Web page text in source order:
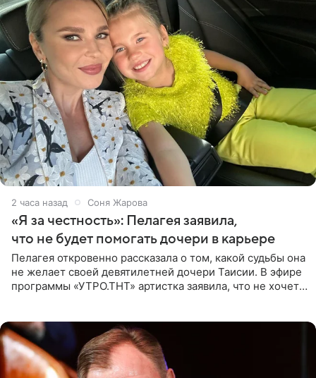
2 часа назад Соня Жарова
«Я за честность»: Пелагея заявила,
что не будет помогать дочери в карьере
Пелагея откровенно рассказала о том, какой судьбы она
не желает своей девятилетней дочери Таисии. В эфире
программы «УТРО.ТНТ» артистка заявила, что не хочет